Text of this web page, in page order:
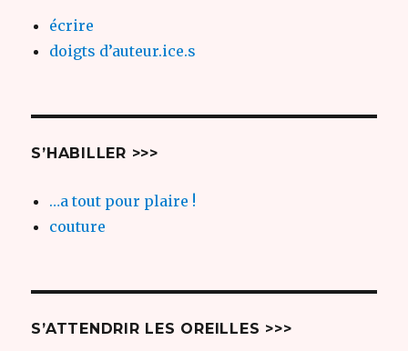
écrire
doigts d’auteur.ice.s
S’HABILLER >>>
…a tout pour plaire !
couture
S’ATTENDRIR LES OREILLES >>>